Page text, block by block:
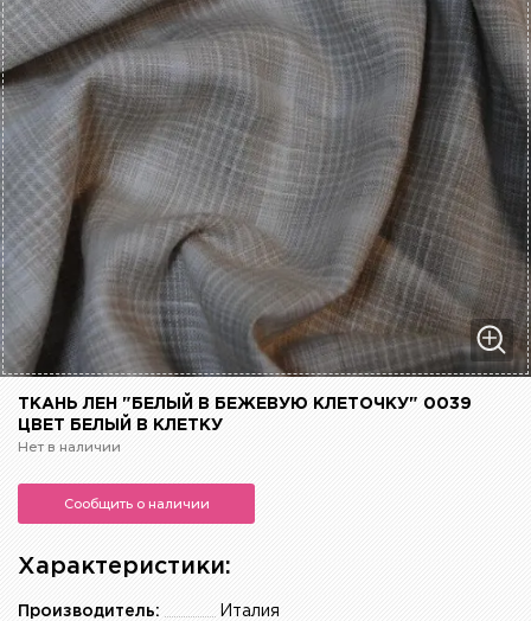
ТКАНЬ ЛЕН "БЕЛЫЙ В БЕЖЕВУЮ КЛЕТОЧКУ" 0039
ЦВЕТ БЕЛЫЙ В КЛЕТКУ
Нет в наличии
Сообщить о наличии
Характеристики:
Италия
Производитель: